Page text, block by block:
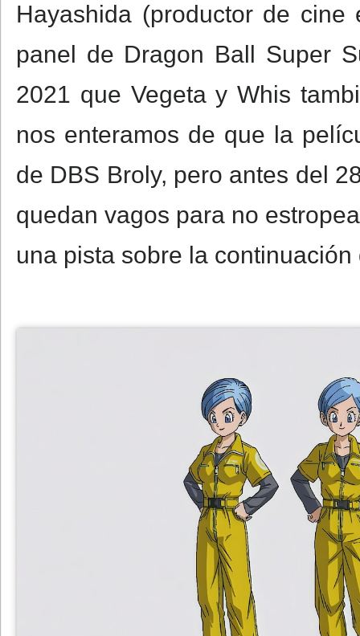
Hayashida (productor de cine
panel de Dragon Ball Super
2021 que Vegeta y Whis
nos enteramos de que la
de DBS Broly, pero antes del
quedan vagos para no
una pista sobre la